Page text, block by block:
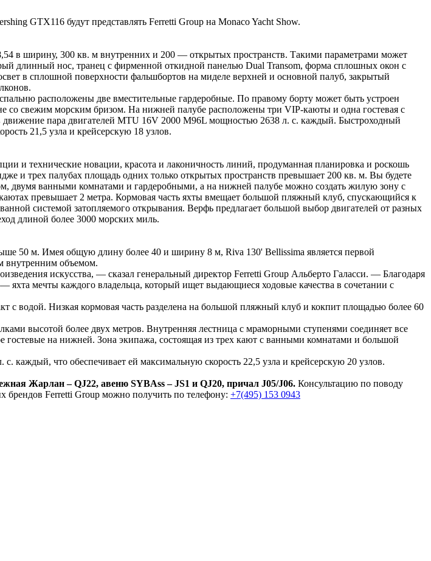
GTX116 будут представлять Ferretti Group на Monaco Yacht Show.
в ширину, 300 кв. м внутренних и 200 — открытых пространств. Такими параметрами может
длинный нос, транец с фирменной откидной панелью Dual Transom, форма сплошных окон с
в сплошной поверхности фальшбортов на миделе верхней и основной палуб, закрытый
расположены две вместительные гардеробные. По правому борту может быть устроен
со свежим морским бризом. На нижней палубе расположены три VIP-каюты и одна гостевая с
пара двигателей MTU 16V 2000 M96L мощностью 2638 л. с. каждый. Быстроходный
21,5 узла и крейсерскую 18 узлов.
и технические новации, красота и лаконичность линий, продуманная планировка и роскошь
и трех палубах площадь одних только открытых пространств превышает 200 кв. м. Вы будете
двумя ванными комнатами и гардеробными, а на нижней палубе можно создать жилую зону с
превышает 2 метра. Кормовая часть яхты вмещает большой пляжный клуб, спускающийся к
системой затопляемого открывания. Верфь предлагает большой выбор двигателей от разных
длиной более 3000 морских миль.
50 м. Имея общую длину более 40 и ширину 8 м, Riva 130' Bellissima является первой
внутренним объемом.
искусства, — сказал генеральный директор Ferretti Group Альберто Галасси. — Благодаря
мечты каждого владельца, который ищет выдающиеся ходовые качества в сочетании с
водой. Низкая кормовая часть разделена на большой пляжный клуб и кокпит площадью более 60
высотой более двух метров. Внутренняя лестница с мраморными ступенями соединяет все
гостевые на нижней. Зона экипажа, состоящая из трех кают с ванными комнатами и большой
что обеспечивает ей максимальную скорость 22,5 узла и крейсерскую 20 узлов.
Жарлан – QJ22, авеню SYBAss – JS1 и QJ20, причал J05/J06. Консультацию по поводу
брендов Ferretti Group можно получить по телефону: +7(495) 153 0943